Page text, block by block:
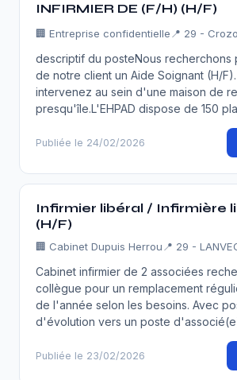
INFIRMIER DE (F/H) (H/F)
🏢 Entreprise confidentielle 📍 29 -
descriptif du posteNous recherchons
de notre client un Aide Soignant (H/
intervenez au sein d'une maison de
presqu'île.L'EHPAD dispose de 150
Publiée le 24/02/2026
Infirmier libéral / Infirmière
(H/F)
🏢 Cabinet Dupuis Herrou 📍 29 -
Cabinet infirmier de 2 associées
collègue pour un remplacement
de l'année selon les besoins. Avec
d'évolution vers un poste
Publiée le 23/02/2026